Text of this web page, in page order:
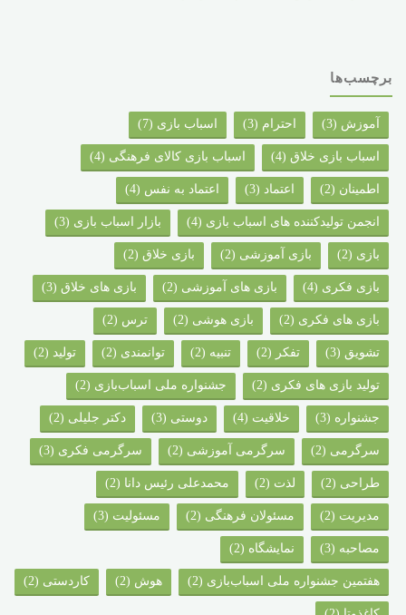
برچسب‌ها
آموزش (3) احترام (3) اسباب بازی (7)
اسباب بازی خلاق (4) اسباب بازی کالای فرهنگی (4)
اطمینان (2) اعتماد (3) اعتماد به نفس (4)
انجمن تولیدکننده های اسباب بازی (4) بازار اسباب بازی (3)
بازی (2) بازی آموزشی (2) بازی خلاق (2)
بازی فکری (4) بازی های آموزشی (2) بازی های خلاق (3)
بازی های فکری (2) بازی هوشی (2) ترس (2)
تشویق (3) تفکر (2) تنبیه (2) توانمندی (2) تولید (2)
تولید بازی های فکری (2) جشنواره ملی اسباب‌بازی (2)
جشنواره‌ (3) خلاقیت (4) دوستی (3) دکتر جلیلی (2)
سرگرمی (2) سرگرمی آموزشی (2) سرگرمی فکری (3)
طراحی (2) لذت (2) محمدعلی رئیس دانا (2)
مدیریت (2) مسئولان فرهنگی (2) مسئولیت (3)
مصاحبه (3) نمایشگاه (2)
هفتمین جشنواره ملی اسباب‌بازی (2) هوش (2) کاردستی (2)